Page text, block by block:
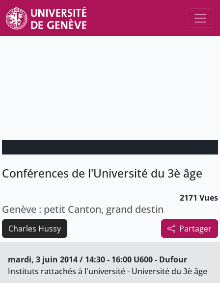
Conférences de l'Université du 3è âge
2171 Vues
Genève : petit Canton, grand destin
Partager
Charles Hussy
mardi, 3 juin 2014 / 14:30 - 16:00 U600 - Dufour
Instituts rattachés à l'université - Université du 3è âge